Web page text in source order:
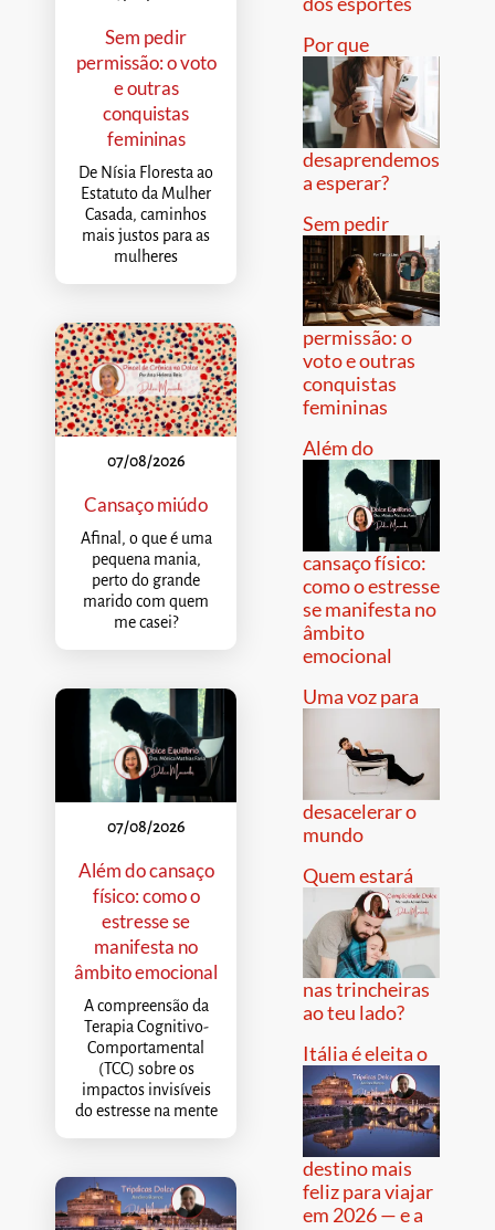
Sem pedir
permissão: o voto
e outras
conquistas
femininas
De Nísia Floresta ao
Estatuto da Mulher
Casada, caminhos
mais justos para as
mulheres
07/08/2026
Cansaço miúdo
Afinal, o que é uma
pequena mania,
perto do grande
marido com quem
me casei?
07/08/2026
Além do cansaço
físico: como o
estresse se
manifesta no
âmbito emocional
A compreensão da
Terapia Cognitivo-
Comportamental
(TCC) sobre os
impactos invisíveis
do estresse na mente
Por que
desaprendemos
a esperar?
Sem pedir
permissão: o
voto e outras
conquistas
femininas
Além do
cansaço físico:
como o estresse
se manifesta no
âmbito
emocional
Uma voz para
desacelerar o
mundo
Quem estará
nas trincheiras
ao teu lado?
Itália é eleita o
destino mais
feliz para viajar
em 2026 — e a